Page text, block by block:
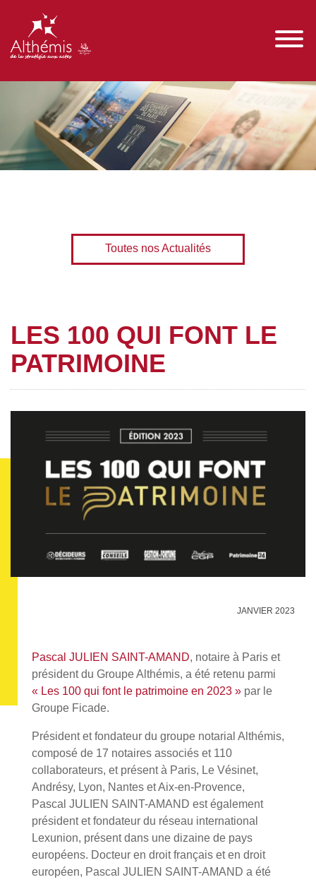
Toutes nos Actualités
LES 100 QUI FONT LE
PATRIMOINE
JANVIER 2023
Pascal JULIEN SAINT-AMAND, notaire à Paris et
président du Groupe Althémis, a été retenu parmi
« Les 100 qui font le patrimoine en 2023 » par le
Groupe Ficade.
Président et fondateur du groupe notarial Althémis,
composé de 17 notaires associés et 110
collaborateurs, et présent à Paris, Le Vésinet,
Andrésy, Lyon, Nantes et Aix-en-Provence,
Pascal JULIEN SAINT-AMAND est également
président et fondateur du réseau international
Lexunion, présent dans une dizaine de pays
européens. Docteur en droit français et en droit
européen, Pascal JULIEN SAINT-AMAND a été